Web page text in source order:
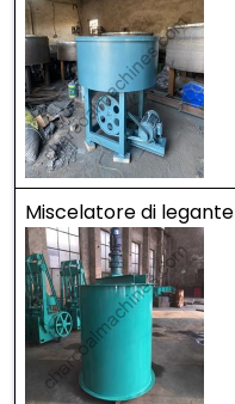
Miscelatore di legante